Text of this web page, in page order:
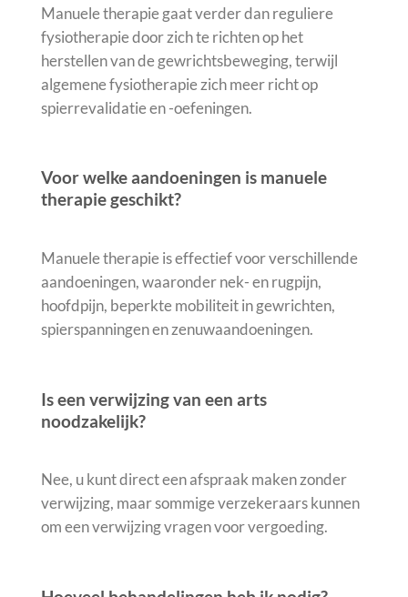
Manuele therapie gaat verder dan reguliere
fysiotherapie door zich te richten op het
herstellen van de gewrichtsbeweging, terwijl
algemene fysiotherapie zich meer richt op
spierrevalidatie en -oefeningen.
Voor welke aandoeningen is manuele
therapie geschikt?
Manuele therapie is effectief voor verschillende
aandoeningen, waaronder nek- en rugpijn,
hoofdpijn, beperkte mobiliteit in gewrichten,
spierspanningen en zenuwaandoeningen.
Is een verwijzing van een arts
noodzakelijk?
Nee, u kunt direct een afspraak maken zonder
verwijzing, maar sommige verzekeraars kunnen
om een verwijzing vragen voor vergoeding.